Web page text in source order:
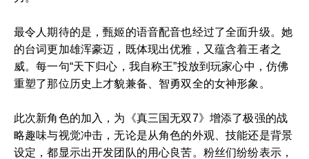
最令人期待的是，甄姬的语音配音也经过了全面升级。她
的台词更加雄浑豪迈，既体现出优雅，又蕴含着王者之
威。每一句“天下归心，我自称王”投放到玩家心中，仿佛
重塑了那位历史上才貌兼备、智勇双全的女神形象。
此次新角色的加入，为《真三国无双7》增添了极强的战
略趣味与视觉冲击，无论是从角色的外观、技能还是背景
设定，都显示出开发团队的用心良苦。粉丝们纷纷表示，